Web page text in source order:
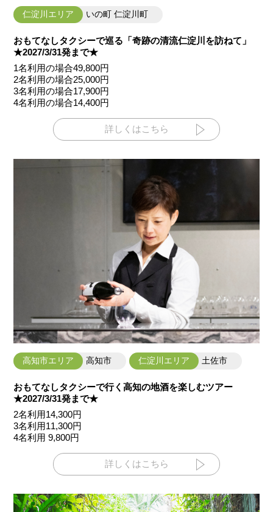
仁淀川エリア いの町 仁淀川町
おもてなしタクシーで巡る「奇跡の清流仁淀川を訪ねて」
★2027/3/31発まで★
1名利用の場合49,800円
2名利用の場合25,000円
3名利用の場合17,900円
4名利用の場合14,400円
詳しくはこちら
高知市エリア 高知市 仁淀川エリア 土佐市
おもてなしタクシーで行く高知の地酒を楽しむツアー
★2027/3/31発まで★
2名利用14,300円
3名利用11,300円
4名利用 9,800円
詳しくはこちら